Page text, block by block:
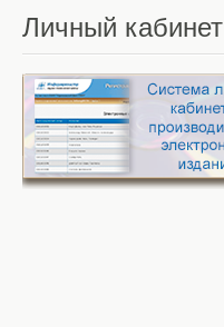
Личный кабинет